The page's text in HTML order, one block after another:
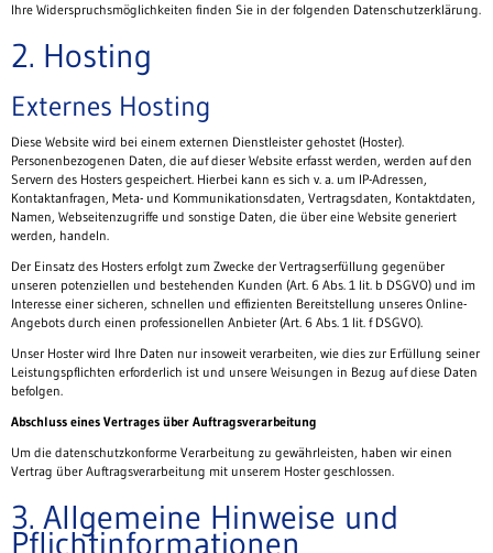
Ihre Widerspruchsmöglichkeiten finden Sie in der folgenden Datenschutzerklärung.
2. Hosting
Externes Hosting
Diese Website wird bei einem externen Dienstleister gehostet (Hoster).
Personenbezogenen Daten, die auf dieser Website erfasst werden, werden auf den
Servern des Hosters gespeichert. Hierbei kann es sich v. a. um IP-Adressen,
Kontaktanfragen, Meta- und Kommunikationsdaten, Vertragsdaten, Kontaktdaten,
Namen, Webseitenzugriffe und sonstige Daten, die über eine Website generiert
werden, handeln.
Der Einsatz des Hosters erfolgt zum Zwecke der Vertragserfüllung gegenüber
unseren potenziellen und bestehenden Kunden (Art. 6 Abs. 1 lit. b DSGVO) und im
Interesse einer sicheren, schnellen und effizienten Bereitstellung unseres Online-
Angebots durch einen professionellen Anbieter (Art. 6 Abs. 1 lit. f DSGVO).
Unser Hoster wird Ihre Daten nur insoweit verarbeiten, wie dies zur Erfüllung seiner
Leistungspflichten erforderlich ist und unsere Weisungen in Bezug auf diese Daten
befolgen.
Abschluss eines Vertrages über Auftragsverarbeitung
Um die datenschutzkonforme Verarbeitung zu gewährleisten, haben wir einen
Vertrag über Auftragsverarbeitung mit unserem Hoster geschlossen.
3. Allgemeine Hinweise und
Pflichtinformationen